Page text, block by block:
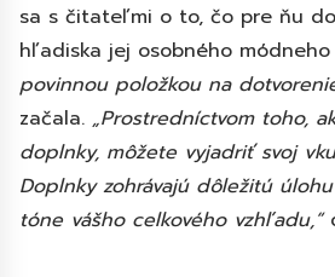
sa s čitateľmi o to, čo pre ňu
hľadiska jej osobného módneho
povinnou položkou na
začala. „Prostredníctvom toho,
doplnky, môžete vyjadriť svoj
Doplnky zohrávajú dôležitú
tóne vášho celkového vzhľadu,“